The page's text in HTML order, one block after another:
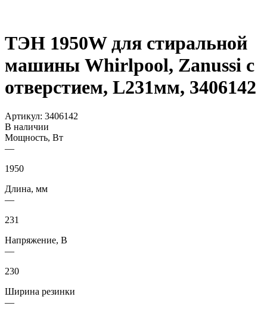
ТЭН 1950W для стиральной
машины Whirlpool, Zanussi с
отверстием, L231мм, 3406142
Артикул: 3406142
В наличии
Мощность, Вт
—
1950
Длина, мм
—
231
Напряжение, В
—
230
Ширина резинки
—